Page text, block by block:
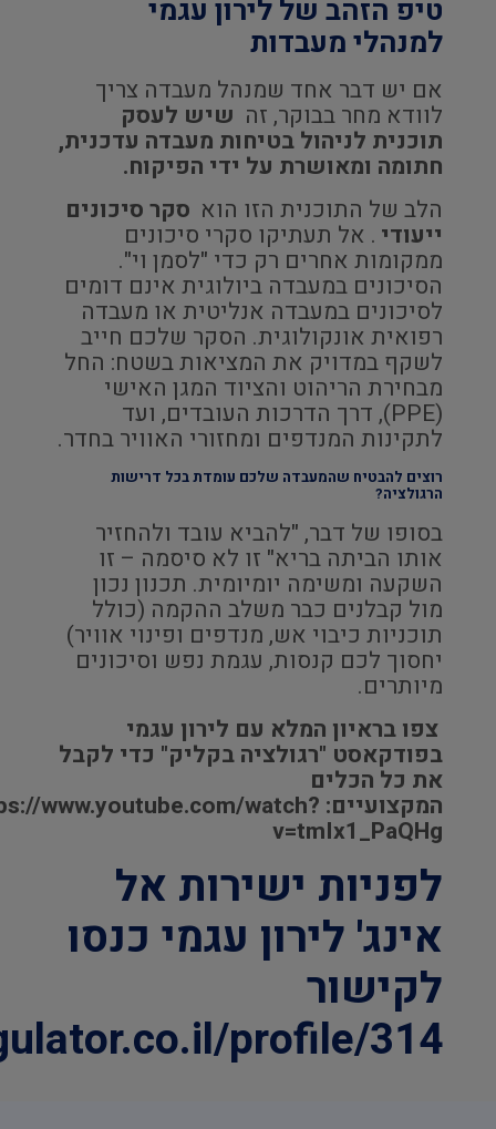
טיפ הזהב של לירון עגמי
למנהלי מעבדות
אם יש דבר אחד שמנהל מעבדה צריך
לוודא מחר בבוקר, זה שיש לעסק
תוכנית לניהול בטיחות מעבדה עדכנית,
חתומה ומאושרת על ידי הפיקוח.
הלב של התוכנית הזו הוא סקר סיכונים
ייעודי . אל תעתיקו סקרי סיכונים
ממקומות אחרים רק כדי "לסמן וי".
הסיכונים במעבדה ביולוגית אינם דומים
לסיכונים במעבדה אנליטית או מעבדה
רפואית אונקולוגית. הסקר שלכם חייב
לשקף במדויק את המציאות בשטח: החל
מבחירת הריהוט והציוד המגן האישי
(PPE), דרך הדרכות העובדים, ועד
לתקינות המנדפים ומחזורי האוויר בחדר.
רוצים להבטיח שהמעבדה שלכם עומדת בכל דרישות
הרגולציה?
בסופו של דבר, "להביא עובד ולהחזיר
אותו הביתה בריא" זו לא סיסמה – זו
השקעה ומשימה יומיומית. תכנון נכון
מול קבלנים כבר משלב ההקמה (כולל
תוכניות כיבוי אש, מנדפים ופינוי אוויר)
יחסוך לכם קנסות, עגמת נפש וסיכונים
מיותרים.
צפו בראיון המלא עם לירון עגמי
בפודקאסט "רגולציה בקליק" כדי לקבל
את כל הכלים
המקצועיים: www.youtube.com/watch?
v=tmIx1_PaQHg
לפניות ישירות אל
אינג' לירון עגמי כנסו
לקישור
profile/314/